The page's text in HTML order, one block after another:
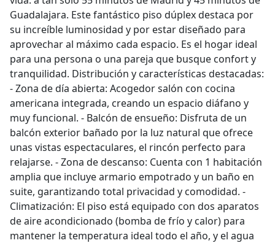
Guadalajara. Este fantástico piso dúplex destaca por
su increíble luminosidad y por estar diseñado para
aprovechar al máximo cada espacio. Es el hogar ideal
para una persona o una pareja que busque confort y
tranquilidad. Distribución y características destacadas:
- Zona de día abierta: Acogedor salón con cocina
americana integrada, creando un espacio diáfano y
muy funcional. - Balcón de ensueño: Disfruta de un
balcón exterior bañado por la luz natural que ofrece
unas vistas espectaculares, el rincón perfecto para
relajarse. - Zona de descanso: Cuenta con 1 habitación
amplia que incluye armario empotrado y un baño en
suite, garantizando total privacidad y comodidad. -
Climatización: El piso está equipado con dos aparatos
de aire acondicionado (bomba de frío y calor) para
mantener la temperatura ideal todo el año, y el agua